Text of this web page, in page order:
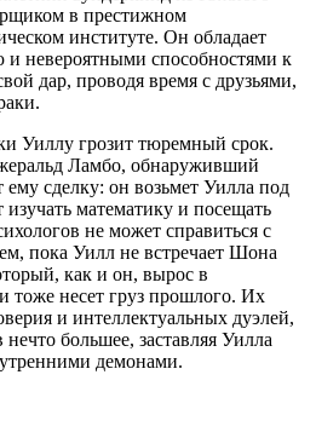
в престижном
институте. Он обладает
и невероятными способностями к
дар, проводя время с друзьями,
Уиллу грозит тюремный срок.
Ламбо, обнаруживший
сделку: он возьмет Уилла под
изучать математику и посещать
не может справиться с
пока Уилл не встречает Шона
как и он, вырос в
тоже несет груз прошлого. Их
и интеллектуальных дуэлей,
большее, заставляя Уилла
демонами.